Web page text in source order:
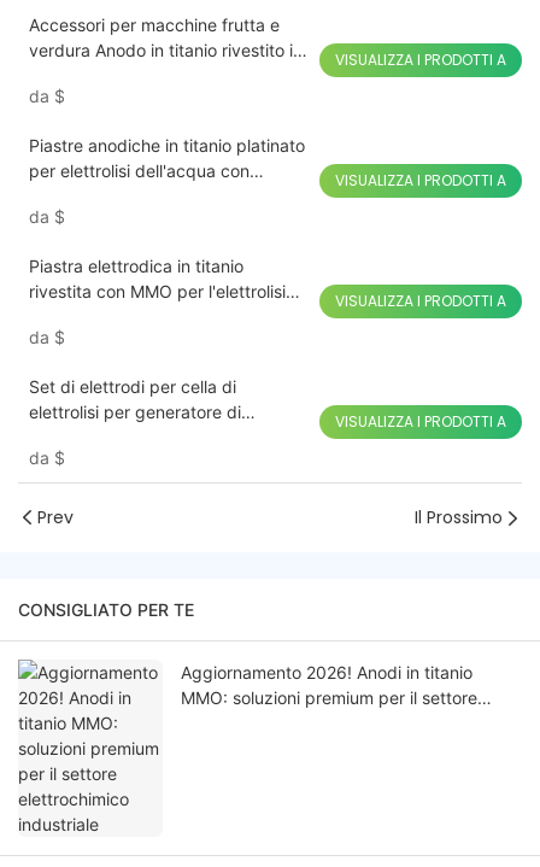
Accessori per macchine frutta e
verdura Anodo in titanio rivestito in
da $
VISUALIZZA I PRODOTTI A
Piastre anodiche in titanio platinato
per elettrolisi dell'acqua con
da $
VISUALIZZA I PRODOTTI A
Piastra elettrodica in titanio
rivestita con MMO per l'elettrolisi
da $
VISUALIZZA I PRODOTTI A
Set di elettrodi per cella di
elettrolisi per generatore di
da $
VISUALIZZA I PRODOTTI A
Prev Il Prossimo
CONSIGLIATO PER TE
Aggiornamento 2026! Anodi in titanio
MMO: soluzioni premium per il settore